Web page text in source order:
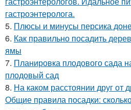
гастроэнтеролога.
5. Плюсы и минусы персика
6. Как правильно посадить
ямы
7. Планировка плодового сада
плодовый сад
8. На каком расстоянии друг от
Общие правила посадки: